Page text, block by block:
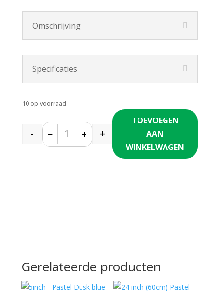
Omschrijving
Specificaties
10 op voorraad
Quantity
- − + +
TOEVOEGEN
AAN
WINKELWAGEN
Gerelateerde producten